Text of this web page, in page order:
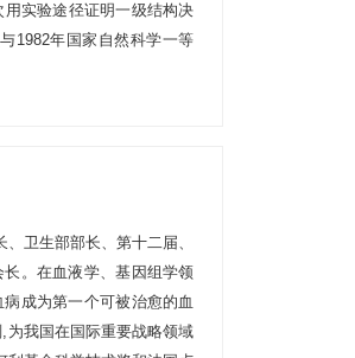
实验途径证明一级结构决
1982年国家自然科学一等
卫生部部长、第十二届、
。在血液学、基因组学领
成为第一个可被治愈的血
为我国在国际重要战略领域